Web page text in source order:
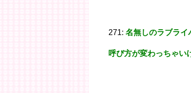
271: 名無しのラブライ
呼び方が変わっちゃい